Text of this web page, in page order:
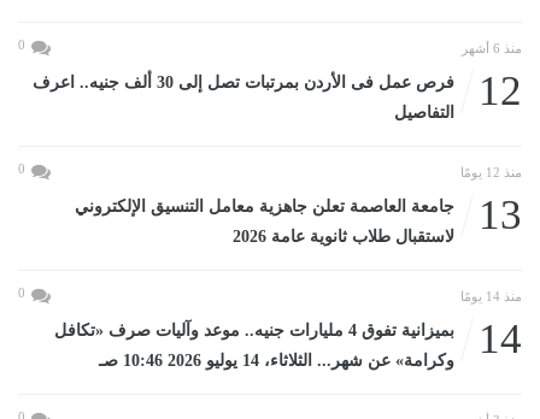
منذ 6 أشهر 0
12
فرص عمل فى الأردن بمرتبات تصل إلى 30 ألف جنيه.. اعرف
التفاصيل
منذ 12 يومًا 0
13
جامعة العاصمة تعلن جاهزية معامل التنسيق الإلكتروني
لاستقبال طلاب ثانوية عامة 2026
منذ 14 يومًا 0
14
بميزانية تفوق 4 مليارات جنيه.. موعد وآليات صرف «تكافل
وكرامة» عن شهر... الثلاثاء، 14 يوليو 2026 10:46 صـ